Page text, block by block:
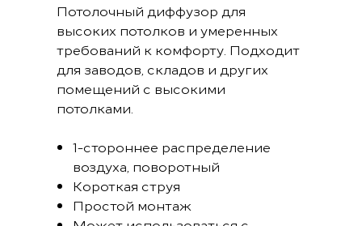
Потолочный диффузор для
высоких потолков и умеренных
требований к комфорту. Подходит
для заводов, складов и других
помещений с высокими
потолками.
1-стороннее распределение
воздуха, поворотный
Короткая струя
Простой монтаж